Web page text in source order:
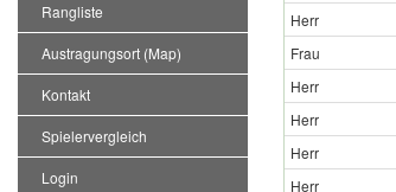
Rangliste
Austragungsort (Map)
Kontakt
Spielervergleich
Login
Herr
Frau
Herr
Herr
Herr
Herr